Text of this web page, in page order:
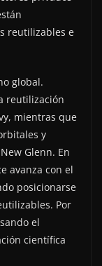
reutilizables e
global.
reutilización
mientras que
y
Glenn. En
avanza con el
posicionarse
Por
el
científica